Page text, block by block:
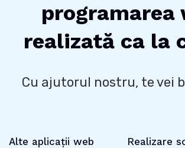
programarea
realizată ca la
Cu ajutorul nostru, te vei
Alte aplicații web Realizare